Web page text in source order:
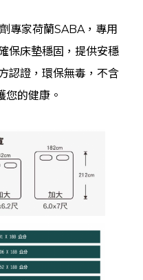
專家荷蘭SABA，專用
保床墊穩固，提供安穩
認證，環保無毒，不含
您的健康。